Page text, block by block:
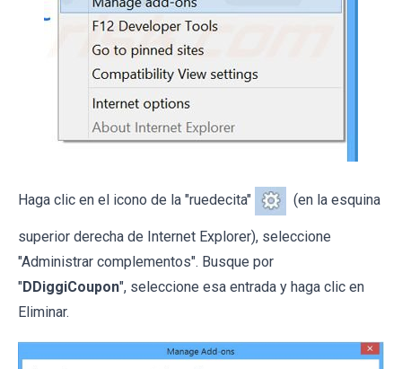
Haga clic en el icono de la "ruedecita" (en la esquina
superior derecha de Internet Explorer), seleccione
"Administrar complementos". Busque por
"DDiggiCoupon", seleccione esa entrada y haga clic en
Eliminar.